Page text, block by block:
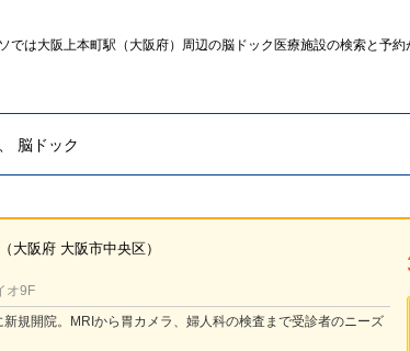
は大阪上本町駅（大阪府）周辺の脳ドック医療施設の検索と予約
脳ドック
（ 大阪府 大阪市中央区）
オ9F
規開院。MRIから胃カメラ、婦人科の検査まで受診者のニーズ